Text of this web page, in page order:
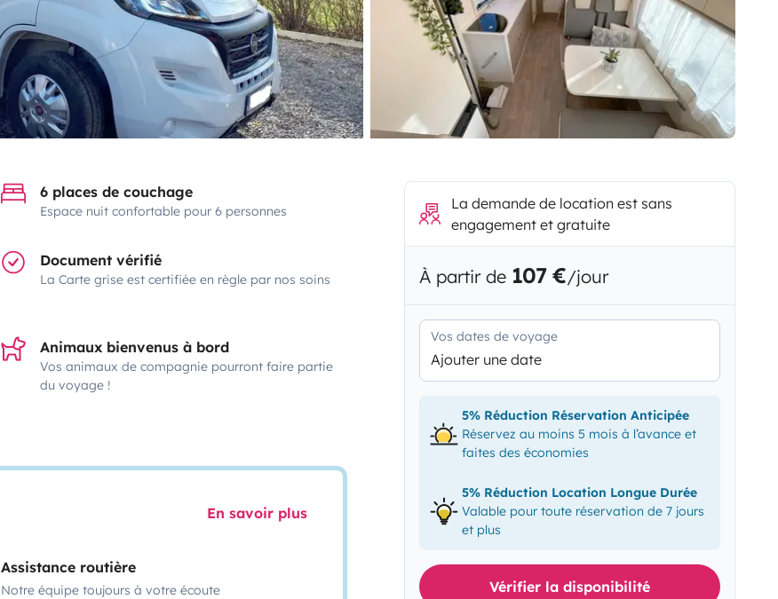
6 places de couchage
Espace nuit confortable pour 6 personnes
Document vérifié
La Carte grise est certifiée en règle par nos soins
Animaux bienvenus à bord
Vos animaux de compagnie pourront faire partie
du voyage !
En savoir plus
Assistance routière
Notre équipe toujours à votre écoute
La demande de location est sans
engagement et gratuite
À partir de 107 €/jour
Vos dates de voyage
Ajouter une date
5% Réduction Réservation Anticipée
Réservez au moins 5 mois à l’avance et
faites des économies
5% Réduction Location Longue Durée
Valable pour toute réservation de 7 jours
et plus
Vérifier la disponibilité